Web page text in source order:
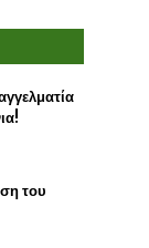
του